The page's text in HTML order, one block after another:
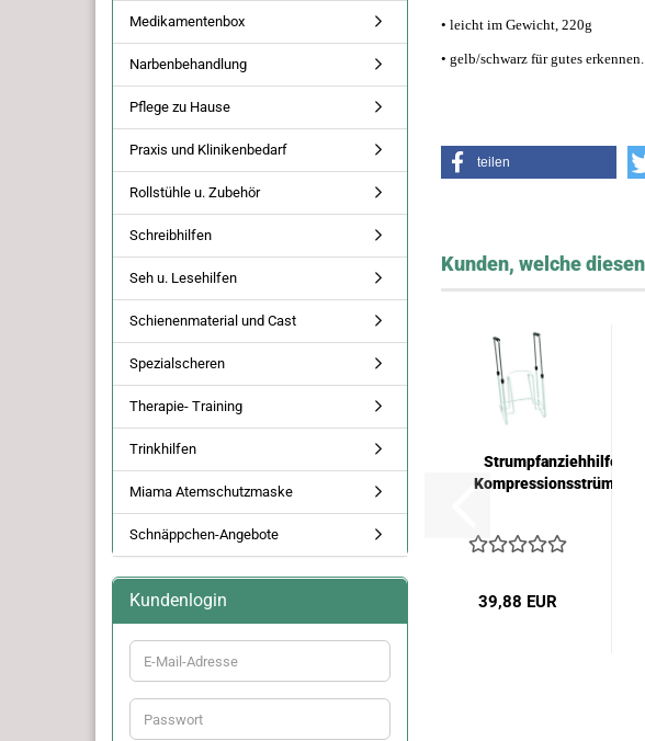
• leicht im Gewicht, 220g
• gelb/schwarz für gutes erkennen.
teilen
Kunden, welche
Strumpfanziehhilfe für
Kompressionsstrümpfe...
39,88 EUR
Medikamentenbox
Narbenbehandlung
Pflege zu Hause
Praxis und Klinikenbedarf
Rollstühle u. Zubehör
Schreibhilfen
Seh u. Lesehilfen
Schienenmaterial und Cast
Spezialscheren
Therapie- Training
Trinkhilfen
Miama Atemschutzmaske
Schnäppchen-Angebote
Kundenlogin
E-
Mail-
Adresse
Passwort